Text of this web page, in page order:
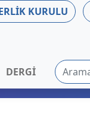
KURULU
DERGI Arama